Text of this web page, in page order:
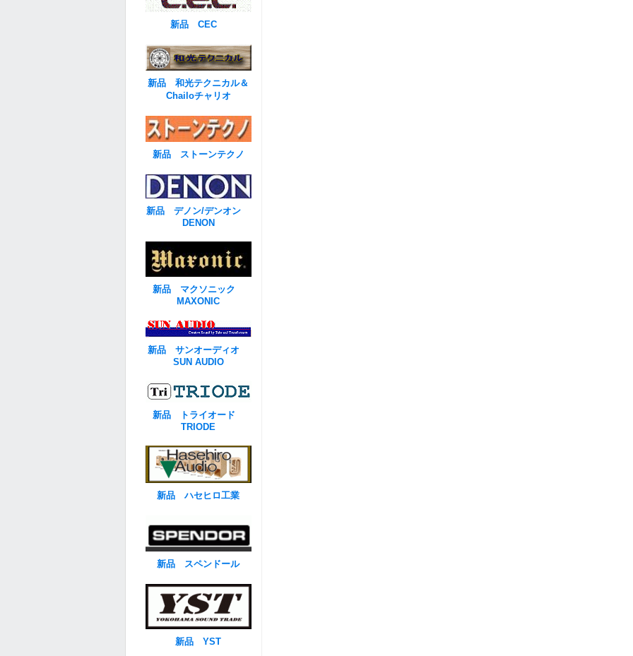
新品 CEC
新品 和光テクニカル＆
Chailoチャリオ
新品 ストーンテクノ
新品 デノン/デンオン
DENON
新品 マクソニック
MAXONIC
新品 サンオーディオ
SUN AUDIO
新品 トライオード
TRIODE
新品 ハセヒロ工業
新品 スペンドール
新品 YST